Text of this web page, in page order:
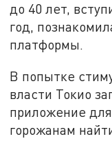
до 40 лет,
год,
платформы.
В попытке
власти Токио
приложение
горожанам